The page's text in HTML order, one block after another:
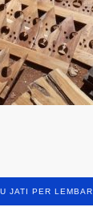
JATI PER LEMBAR